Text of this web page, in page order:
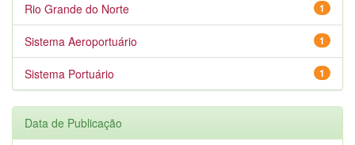
1
Rio Grande do Norte
1
Sistema Aeroportuário
1
Sistema Portuário
Data de Publicação